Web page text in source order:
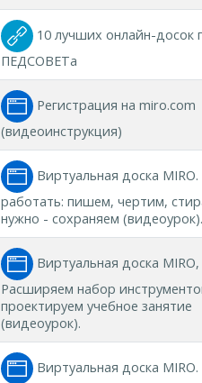
10 лучших онлайн-досок
ПЕДСОВЕТа
Регистрация на miro.com
(видеоинструкция)
Виртуальная доска
работать: пишем, чертим,
нужно - сохраняем (видеоурок).
Виртуальная доска MIRO,
Расширяем набор
проектируем учебное занятие
(видеоурок).
Виртуальная доска MIRO.